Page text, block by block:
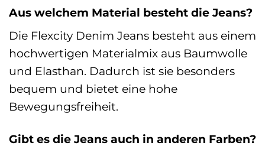
Aus welchem Material besteht die Jeans?
Die Flexcity Denim Jeans besteht aus einem
hochwertigen Materialmix aus Baumwolle
und Elasthan. Dadurch ist sie besonders
bequem und bietet eine hohe
Bewegungsfreiheit.
Gibt es die Jeans auch in anderen Farben?